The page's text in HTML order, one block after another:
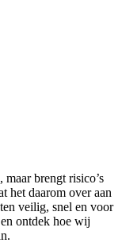
brengt risico’s
het daarom over aan
veilig, snel en voor
ontdek hoe wij